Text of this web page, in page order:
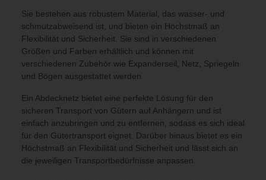
Sie bestehen aus robustem Material, das wasser- und
schmutzabweisend ist, und bieten ein Höchstmaß an
Flexibilität und Sicherheit. Sie sind in verschiedenen
Größen und Farben erhältlich und können mit
verschiedenen Zubehör wie Expanderseil, Netz, Spriegeln
und Bögen ausgestattet werden.
Ein Abdecknetz bietet eine perfekte Lösung für den
sicheren Transport von Gütern auf Anhängern und ist
einfach anzubringen und zu entfernen, sodass es sich ideal
für den Gütertransport eignet. Darüber hinaus bietet es ein
Höchstmaß an Flexibilität und Sicherheit und lässt sich an
die jeweiligen Transportbedürfnisse anpassen.